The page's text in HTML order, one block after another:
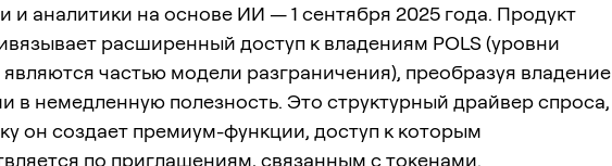
и аналитики на основе ИИ — 1 сентября 2025 года. Продукт
расширенный доступ к владениям POLS (уровни
являются частью модели разграничения), преобразуя владение
в немедленную полезность. Это структурный драйвер спроса,
он создает премиум-функции, доступ к которым
по приглашениям, связанным с токенами.